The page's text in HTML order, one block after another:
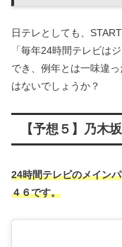
日テレとしても、
「毎年24時間テレビは
でき、例年とは一味違
はないでしょうか？
【予想５】乃木
24時間テレビのメイン
４６です。